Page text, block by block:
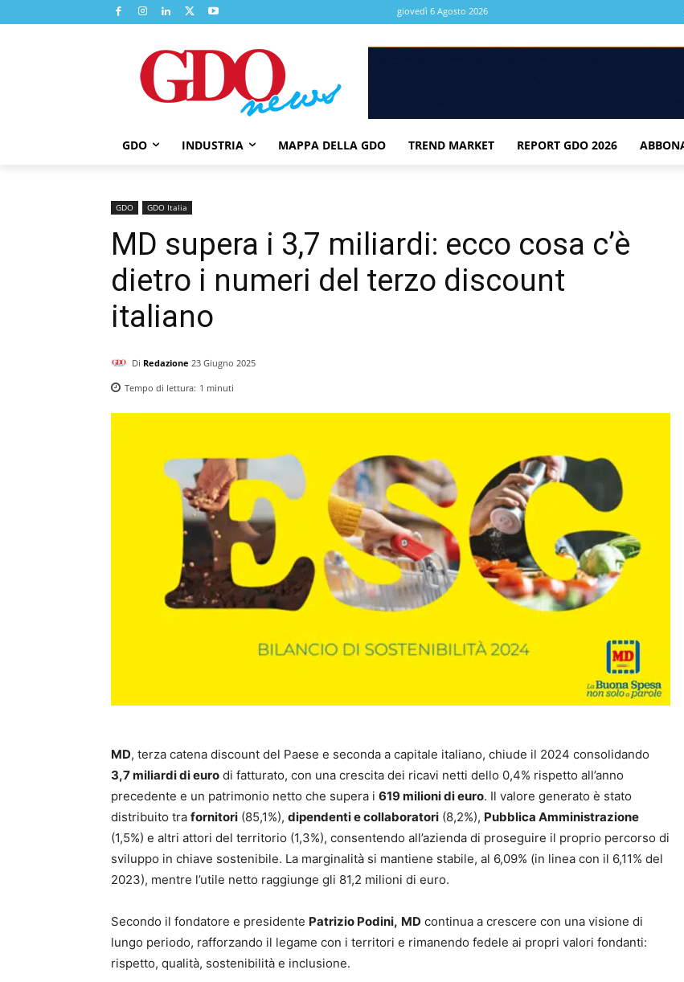
giovedì 6 Agosto 2026
GDO INDUSTRIA MAPPA DELLA GDO TREND MARKET REPORT GDO 2026
GDO GDO Italia
MD supera i 3,7 miliardi: ecco cosa c’è
dietro i numeri del terzo discount
italiano
Di Redazione 23 Giugno 2025
Tempo di lettura: 1 minuti
MD, terza catena discount del Paese e seconda a capitale italiano, chiude il 2024 consolidando
3,7 miliardi di euro di fatturato, con una crescita dei ricavi netti dello 0,4% rispetto all’anno
precedente e un patrimonio netto che supera i 619 milioni di euro. Il valore generato è stato
distribuito tra fornitori (85,1%), dipendenti e collaboratori (8,2%), Pubblica Amministrazione
(1,5%) e altri attori del territorio (1,3%), consentendo all’azienda di proseguire il proprio percorso di
sviluppo in chiave sostenibile. La marginalità si mantiene stabile, al 6,09% (in linea con il 6,11% del
2023), mentre l’utile netto raggiunge gli 81,2 milioni di euro.
Secondo il fondatore e presidente Patrizio Podini, MD continua a crescere con una visione di
lungo periodo, rafforzando il legame con i territori e rimanendo fedele ai propri valori fondanti:
rispetto, qualità, sostenibilità e inclusione.